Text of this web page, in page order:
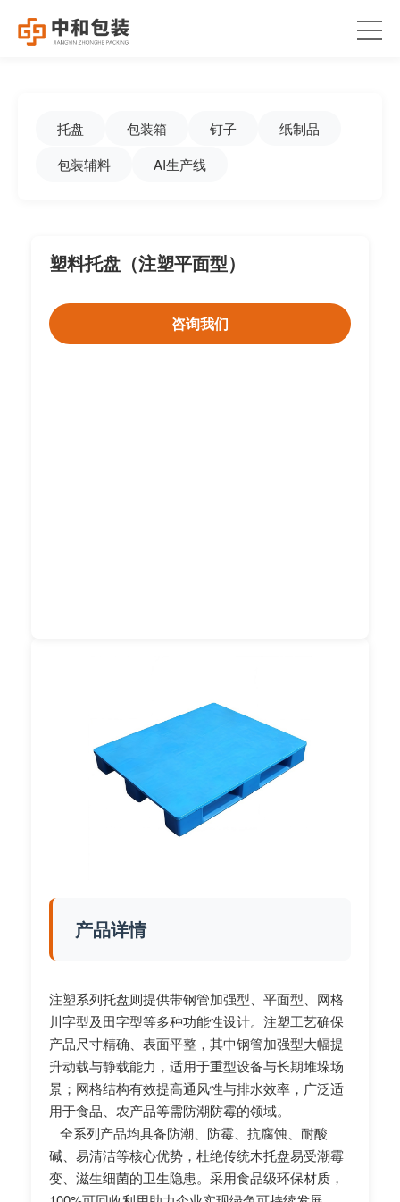
托盘 包装箱 钉子
纸制品
包装辅料
AI生产线
产品详情
注塑系列托盘则提供带钢管加强型、平面型、网格
川字型及田字型等多种功能性设计。注塑工艺确保
产品尺寸精确、表面平整，其中钢管加强型大幅提
升动载与静载能力，适用于重型设备与长期堆垛场
景；网格结构有效提高通风性与排水效率，广泛适
用于食品、农产品等需防潮防霉的领域。
全系列产品均具备防潮、防霉、抗腐蚀、耐酸
碱、易清洁等核心优势，杜绝传统木托盘易受潮霉
变、滋生细菌的卫生隐患。采用食品级环保材质，
塑料托盘（注塑平面型）
咨询我们